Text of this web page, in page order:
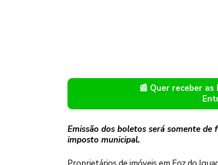
📰 Quer receber as
Emissão dos boletos será somente
imposto municipal.